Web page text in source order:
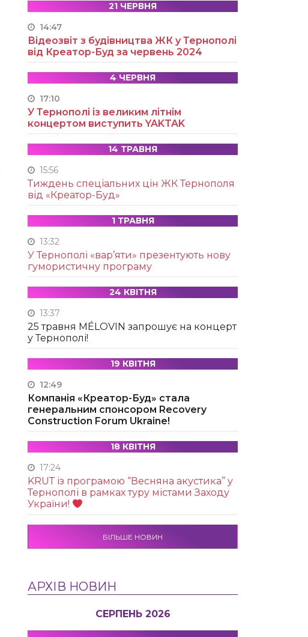
21 ЧЕРВНЯ
14:47
Відеозвіт з будівництва ЖК у Тернополі
від Креатор-Буд за червень 2024
4 ЧЕРВНЯ
17:10
У Тернополі із великим літнім
концертом виступить YAKTAK
14 ТРАВНЯ
15:56
Тиждень спеціальних цін ЖК Тернополя
від «Креатор-Буд»
1 ТРАВНЯ
13:32
У Тернополі «вар’яти» презентують нову
гумористичну програму
24 КВІТНЯ
13:37
25 травня MÉLOVIN запрошує на концерт
у Тернополі!
19 КВІТНЯ
12:49
Компанія «Креатор-Буд» стала
генеральним спонсором Recovery
Construction Forum Ukraine!
18 КВІТНЯ
17:24
KRUТ із програмою “Весняна акустика” у
Тернополі в рамках туру містами Заходу
України!
БІЛЬШЕ НОВИН
АРХІВ НОВИН
СЕРПЕНЬ 2026